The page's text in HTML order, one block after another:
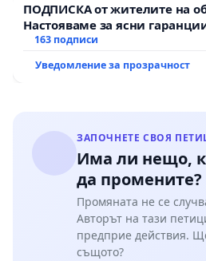
ПОДПИСКА от жителите на
Настояваме за ясни
АД и от държавата, че ще се
163 подписи
Уведомление за прозрачност
ЗАПОЧНЕТЕ СВОЯ
Има ли нещо,
да промените?
Промяната не се
Авторът на тази
предприе действия.
същото?